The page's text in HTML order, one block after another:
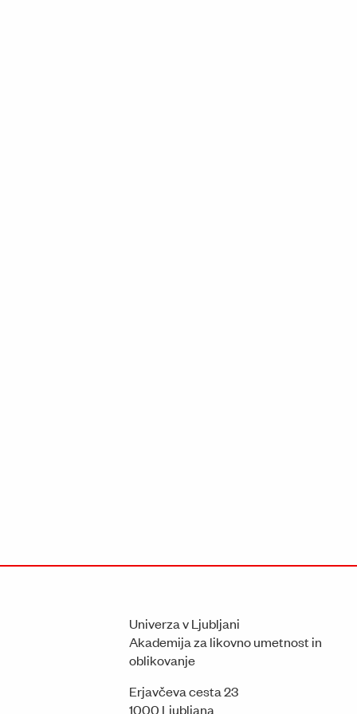
Univerza v Ljubljani
Akademija za likovno umetnost in
oblikovanje
Erjavčeva cesta 23
1000 Ljubljana